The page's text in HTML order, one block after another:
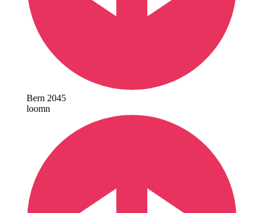
Bern 2045
loomn